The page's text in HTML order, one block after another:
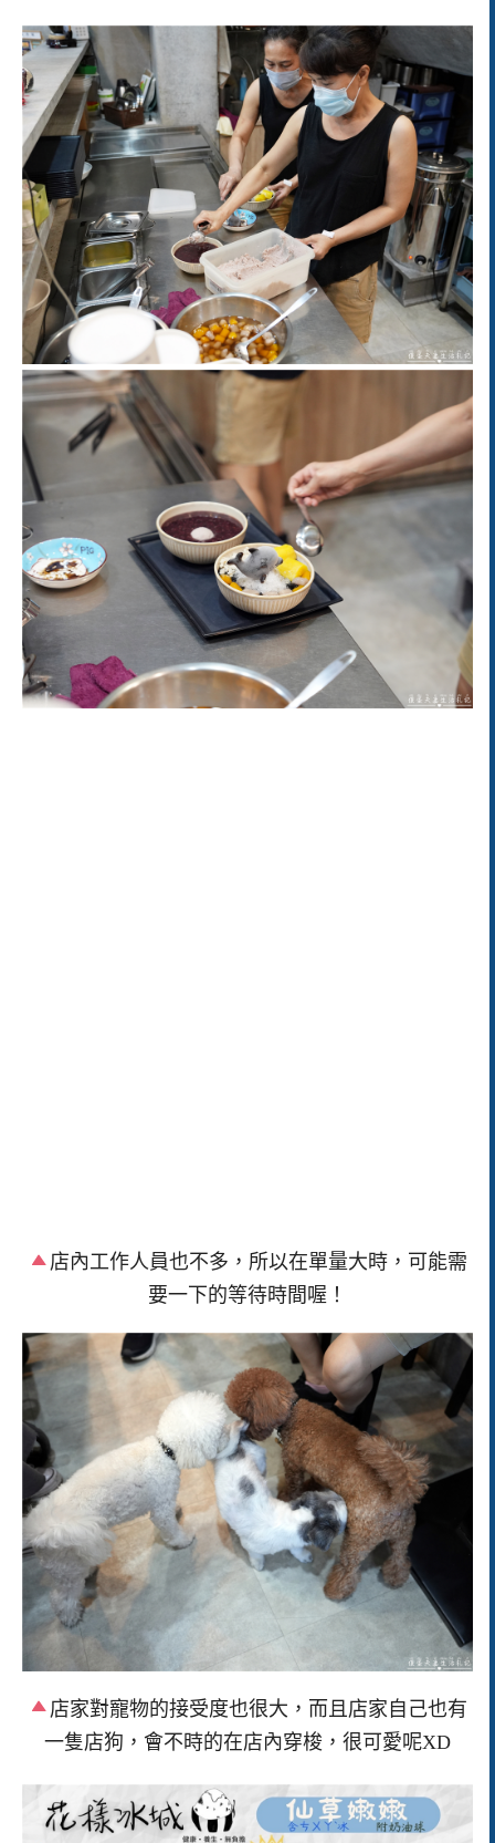
店內工作人員也不多，所以在單量大時，可能需
要一下的等待時間喔！
店家對寵物的接受度也很大，而且店家自己也有
一隻店狗，會不時的在店內穿梭，很可愛呢XD